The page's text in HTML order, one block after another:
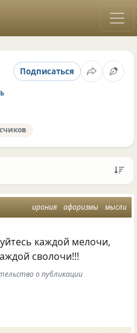
Подписаться
ирония афоризмы мысли
каждой мелочи,
сволочи!!!
о публикации